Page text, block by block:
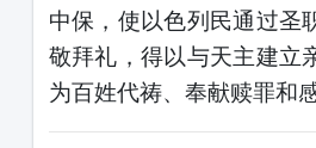
中保，使以色列民通过圣
敬拜礼，得以与天主建立
为百姓代祷、奉献赎罪和